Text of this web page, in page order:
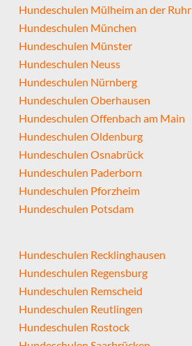
Hundeschulen Mülheim an der Ruhr
Hundeschulen München
Hundeschulen Münster
Hundeschulen Neuss
Hundeschulen Nürnberg
Hundeschulen Oberhausen
Hundeschulen Offenbach am Main
Hundeschulen Oldenburg
Hundeschulen Osnabrück
Hundeschulen Paderborn
Hundeschulen Pforzheim
Hundeschulen Potsdam
Hundeschulen Recklinghausen
Hundeschulen Regensburg
Hundeschulen Remscheid
Hundeschulen Reutlingen
Hundeschulen Rostock